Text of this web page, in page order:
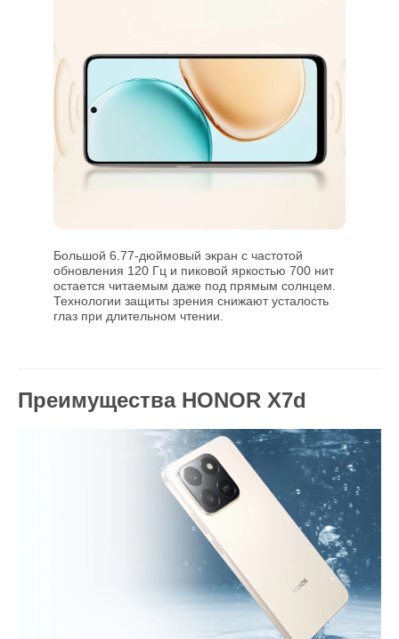
Большой 6.77-дюймовый экран с частотой
обновления 120 Гц и пиковой яркостью 700 нит
остается читаемым даже под прямым солнцем.
Технологии защиты зрения снижают усталость
глаз при длительном чтении.
Преимущества HONOR X7d